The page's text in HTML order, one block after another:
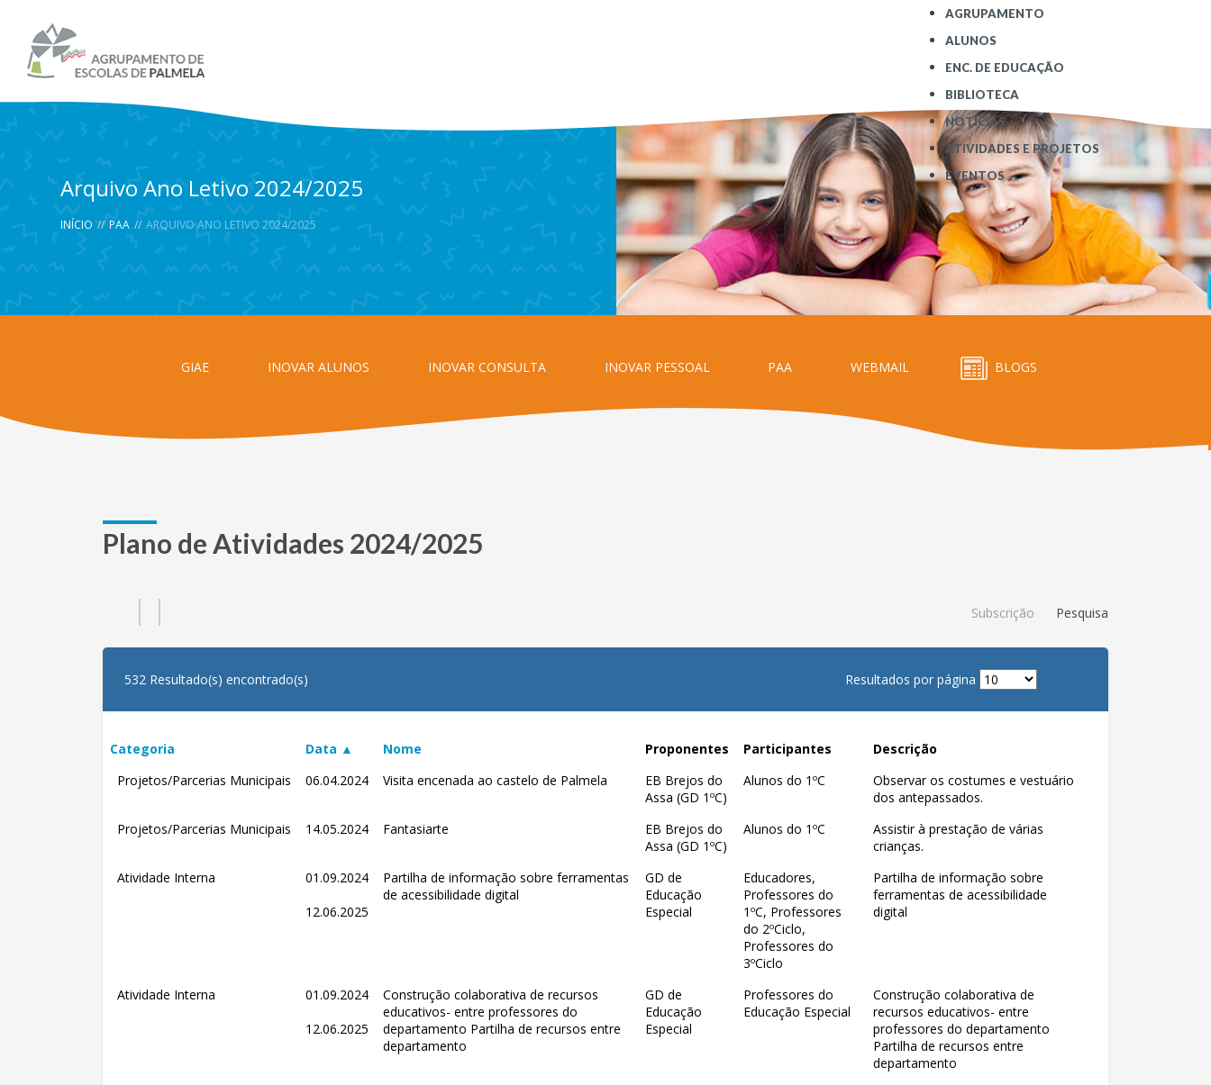
AGRUPAMENTO
ALUNOS
ENC. DE EDUCAÇÃO
BIBLIOTECA
NOTÍCIAS
ATIVIDADES E PROJETOS
EVENTOS
Arquivo Ano Letivo 2024/2025
INÍCIO //PAA // ARQUIVO ANO LETIVO 2024/2025
GIAE INOVAR ALUNOS INOVAR CONSULTA INOVAR PESSOAL PAA WEBMAIL BLOGS
Plano de Atividades 2024/2025
Subscrição Pesquisa
532 Resultado(s) encontrado(s) Resultados por página
Categoria Data ▲ Nome Proponentes Participantes
Descrição
Projetos/Parcerias Municipais
06.04.2024 Visita encenada ao castelo de Palmela
EB Brejos do
Assa (GD 1ºC)
Alunos do 1ºC
Observar os costumes e vestuário
dos antepassados.
Projetos/Parcerias Municipais
14.05.2024 Fantasiarte
EB Brejos do
Assa (GD 1ºC)
Alunos do 1ºC
Assistir à prestação de várias
crianças.
Atividade Interna
01.09.2024
12.06.2025
Partilha de informação sobre ferramentas
de acessibilidade digital
GD de
Educação
Especial
Educadores,
Professores do
1ºC, Professores
do 2ºCiclo,
Professores do
3ºCiclo
Partilha de informação sobre
ferramentas de acessibilidade
digital
Atividade Interna
01.09.2024
12.06.2025
Construção colaborativa de recursos
educativos- entre professores do
departamento Partilha de recursos entre
departamento
GD de
Educação
Especial
Professores do
Educação Especial
Construção colaborativa de
recursos educativos- entre
professores do departamento
Partilha de recursos entre
departamento